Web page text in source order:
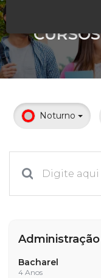
Noturno
Administração
Bacharel
4 Anos